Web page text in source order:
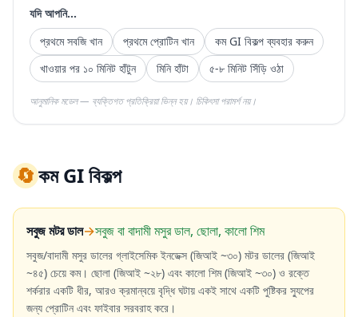
যদি আপনি...
প্রথমে সবজি খান
প্রথমে প্রোটিন খান
কম GI বিকল্প ব্যবহার করুন
খাওয়ার পর ১০ মিনিট হাঁটুন
মিনি হাঁটা ৫-৮ মিনিট সিঁড়ি ওঠা
আনুমানিক মডেল — ব্যক্তিগত প্রতিক্রিয়া ভিন্ন হয়। চিকিৎসা পরামর্শ নয়।
🔄কম GI বিকল্প
সবুজ মটর ডাল→সবুজ বা বাদামী মসুর ডাল, ছোলা, কালো শিম
সবুজ/বাদামী মসুর ডালের গ্লাইসেমিক ইনডেক্স (জিআই ~৩০) মটর ডালের (জিআই
~৪৫) চেয়ে কম। ছোলা (জিআই ~২৮) এবং কালো শিম (জিআই ~৩০) ও রক্তে
শর্করার একটি ধীর, আরও ক্রমান্বয়ে বৃদ্ধি ঘটায় একই সাথে একটি পুষ্টিকর স্যুপের
জন্য প্রোটিন এবং ফাইবার সরবরাহ করে।